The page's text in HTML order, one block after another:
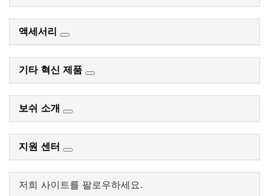
액세서리
기타 혁신 제품
보쉬 소개
지원 센터
저희 사이트를 팔로우하세요.